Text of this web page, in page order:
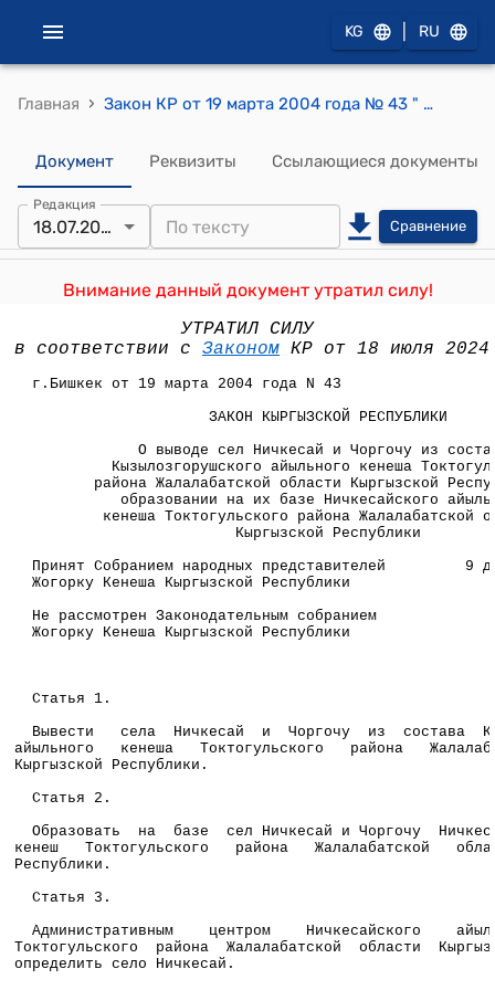
KG RU
Главная › Закон КР от 19 марта 2004 года № 43 " О выводе сел Ничкесай и Чоргочу из состава Кызылозгорушского айыльного кенеша Токтогульского района Жалалабатской области Кыргызской Республики и образовании на их базе Ничкесайского айыльного кенеша Токтогульского района Жалалабатской области Кыргызской Республики"
Документ Реквизиты Ссылающиеся документы
Редакция
18.07.2024 Сравнение
Внимание данный документ утратил силу!